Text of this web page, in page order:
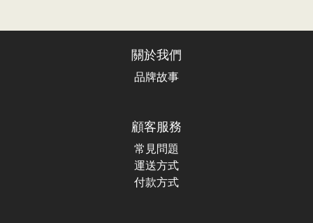
關於我們
品牌故事
顧客服務
常見問題
運送方式
付款方式